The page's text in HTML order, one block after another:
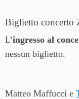
Biglietto concerto
L’ingresso al
nessun biglietto.
Matteo Maffucci e